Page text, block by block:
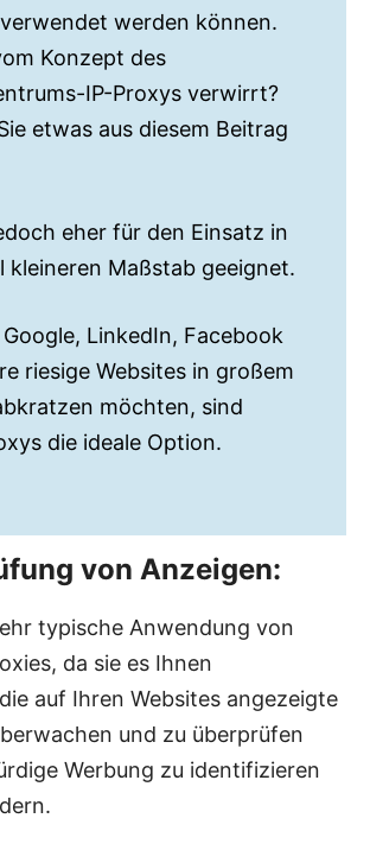
werden können.
Konzept des
IP-Proxys verwirrt?
etwas aus diesem Beitrag
eher für den Einsatz in
kleineren Maßstab geeignet.
Google, LinkedIn, Facebook
riesige Websites in großem
möchten, sind
die ideale Option.
von Anzeigen:
typische Anwendung von
da sie es Ihnen
auf Ihren Websites angezeigte
und zu überprüfen
Werbung zu identifizieren